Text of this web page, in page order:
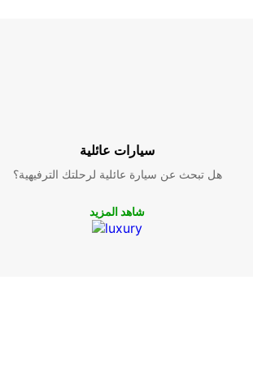
سيارات عائلية
هل تبحث عن سيارة عائلية لرحلتك الترفيهية؟
شاهد المزيد